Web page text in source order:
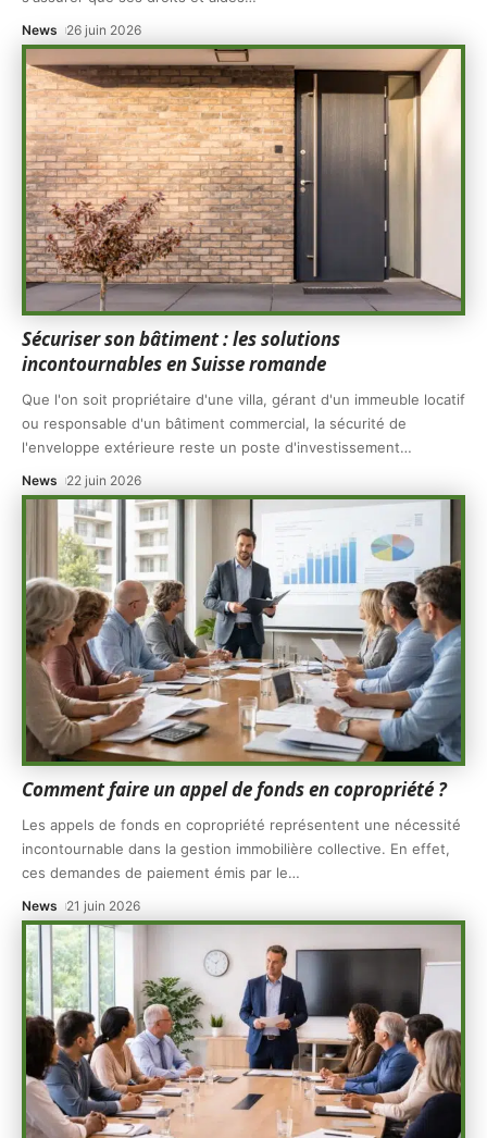
News 26 juin 2026
Sécuriser son bâtiment : les solutions
incontournables en Suisse romande
Que l'on soit propriétaire d'une villa, gérant d'un immeuble locatif
ou responsable d'un bâtiment commercial, la sécurité de
l'enveloppe extérieure reste un poste d'investissement…
News 22 juin 2026
Comment faire un appel de fonds en copropriété ?
Les appels de fonds en copropriété représentent une nécessité
incontournable dans la gestion immobilière collective. En effet,
ces demandes de paiement émis par le…
News 21 juin 2026